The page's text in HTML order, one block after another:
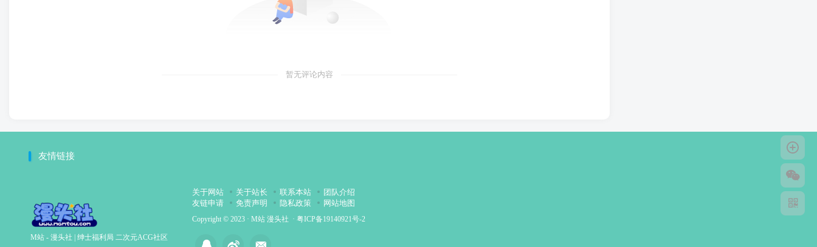
暂无评论内容
友情链接
M站 - 漫头社 | 绅士福利局 二次元ACG社区
关于网站 关于站长 联系本站
团队介绍
友链申请
免责声明 隐私政策 网站地图
Copyright © 2023 · M站 漫头社 · 粤ICP备19140921号-2